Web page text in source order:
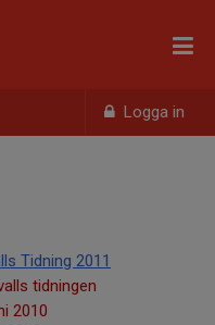
Logga in
Tidning 2011
tidningen
2010